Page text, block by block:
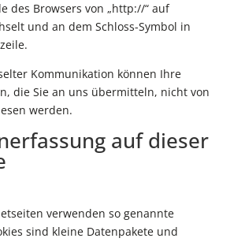
des Browsers von „http://“ auf
und an dem Schloss-Symbol in
Kommunikation können Ihre
die Sie an uns übermitteln, nicht von
werden.
auf dieser
verwenden so genannte
sind kleine Datenpakete und